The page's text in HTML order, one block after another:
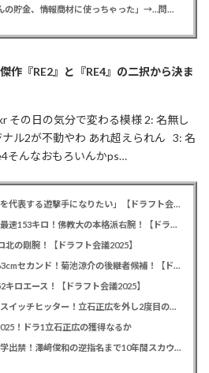
【悲報】彼女「ごめん！俺くんの貯金、情報商材に使っちゃった」→…問い詰めたらギャン泣きされたんだが俺が悪いのか？
作『RE2』と『RE4』の二択から決ま
その日の気分で変わる模様 2: 名無し
ル2が不動やわ あれ超えられん 3: 名
そんなおもろいんかps…
カープドラ6西川篤夢！「日本を代表する遊撃手になりたい」【ドラフト会議2025】
カープドラ5赤木晴哉！191cm最速153キロ！佛教大の本格派右腕！【ドラフト会議2025】
の剛腕！【ドラフト会議2025】
カープドラ3勝田成！近畿大163cmセカンド！菊池涼介の後継者候補！【ドラフト会議2025】
ロエース！【ドラフト会議2025】
カープドラ1平川蓮！187cmのスイッチヒッター！立石正広を外し2度目の重複も新井監督がクジを引き当てる！【ドラフト会議2025】
！ドラ1立石正広の獲得なるか
緒方孝市カープドラ3指名で青学出禁！澤﨑俊和の逆指名まで10年間スカウト出禁